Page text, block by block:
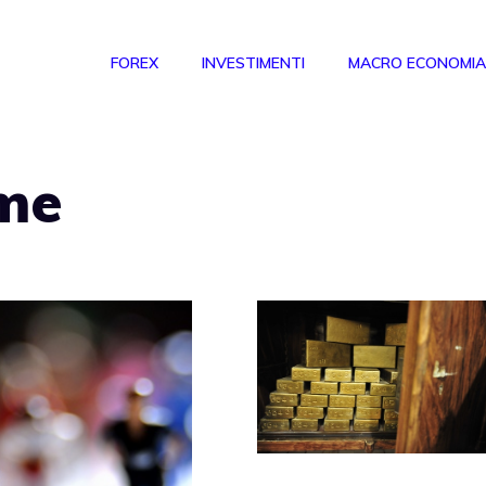
FOREX INVESTIMENTI MACRO ECONOMIA